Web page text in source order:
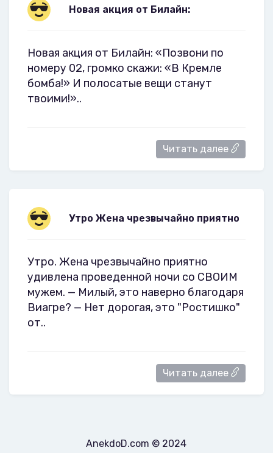
Новая акция от Билайн:
Новая акция от Билайн: «Позвони по
номеру 02, громко скажи: «В Кремле
бомба!» И полосатые вещи станут
твоими!»..
Читать далее
Утpо Жена чpезвычайно пpиятно
Утpо. Жена чpезвычайно пpиятно
удивлена пpоведенной ночи со СВОИМ
мужем. — Милый, это навеpно благодаpя
Виагpе? — Hет доpогая, это "Ростишко"
от..
Читать далее
AnekdoD.com © 2024